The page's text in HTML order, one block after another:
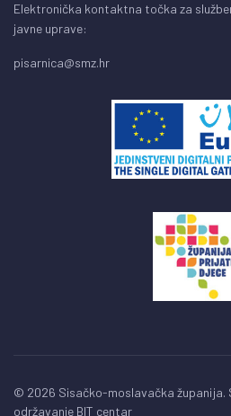
Elektronička kontaktna točka za
javne uprave:
pisarnica@smz.hr
© 2026 Sisačko-moslavačka županija.
održavanje BIT centar